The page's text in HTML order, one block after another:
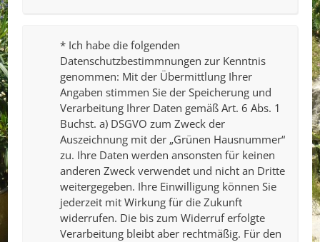
* Ich habe die folgenden
Datenschutzbestimmnungen zur Kenntnis
genommen: Mit der Übermittlung Ihrer
Angaben stimmen Sie der Speicherung und
Verarbeitung Ihrer Daten gemäß Art. 6 Abs. 1
Buchst. a) DSGVO zum Zweck der
Auszeichnung mit der „Grünen Hausnummer“
zu. Ihre Daten werden ansonsten für keinen
anderen Zweck verwendet und nicht an Dritte
weitergegeben. Ihre Einwilligung können Sie
jederzeit mit Wirkung für die Zukunft
widerrufen. Die bis zum Widerruf erfolgte
Verarbeitung bleibt aber rechtmäßig. Für den